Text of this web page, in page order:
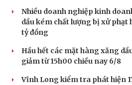
Nhiều doanh nghiệp kinh
dầu kém chất lượng bị xử phạt
tỷ đồng
Hầu hết các mặt hàng xăng
giảm từ 15h00 chiều nay 6/8
Vĩnh Long kiểm tra phát hiện